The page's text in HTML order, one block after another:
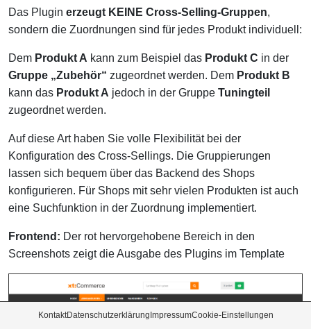
Das Plugin erzeugt KEINE Cross-Selling-Gruppen,
sondern die Zuordnungen sind für jedes Produkt individuell:
Dem Produkt A kann zum Beispiel das Produkt C in der
Gruppe „Zubehör“ zugeordnet werden. Dem Produkt B
kann das Produkt A jedoch in der Gruppe Tuningteil
zugeordnet werden.
Auf diese Art haben Sie volle Flexibilität bei der
Konfiguration des Cross-Sellings. Die Gruppierungen
lassen sich bequem über das Backend des Shops
konfigurieren. Für Shops mit sehr vielen Produkten ist auch
eine Suchfunktion in der Zuordnung implementiert.
Frontend: Der rot hervorgehobene Bereich in den
Screenshots zeigt die Ausgabe des Plugins im Template
KontaktDatenschutzerklärung ImpressumCookie-Einstellungen